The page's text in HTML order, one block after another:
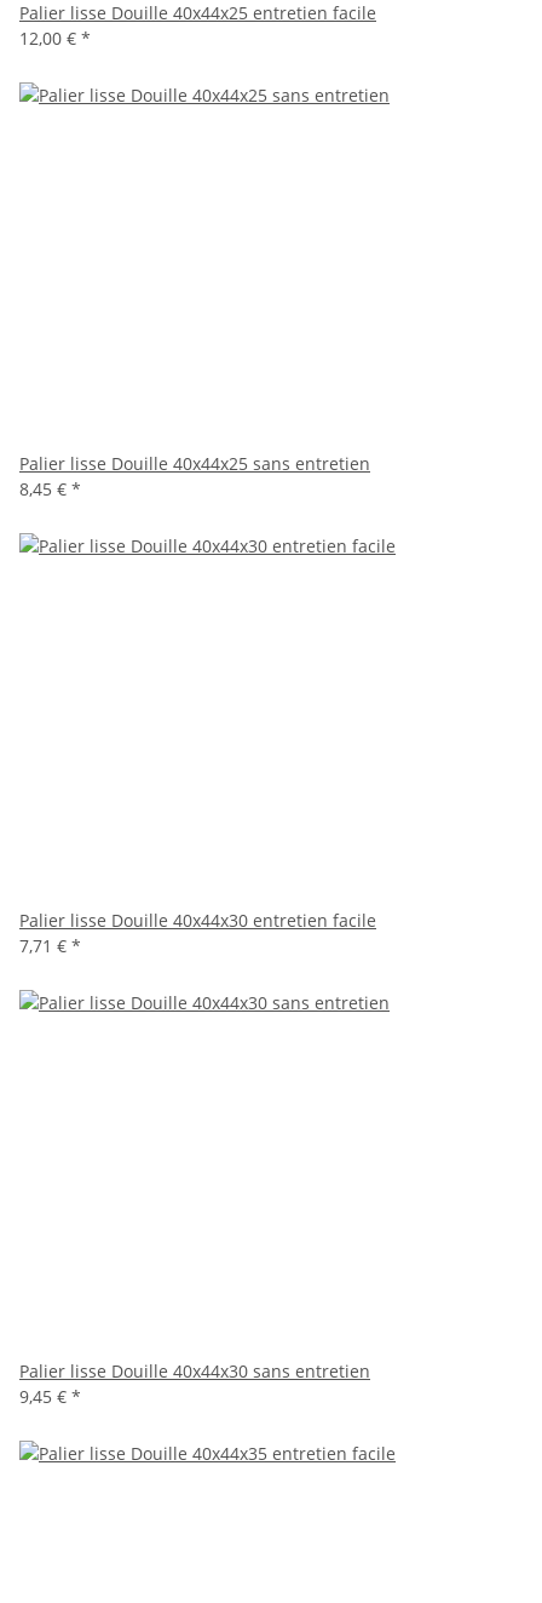
Palier lisse Douille 40x44x25 entretien facile
12,00 € *
Palier lisse Douille 40x44x25 sans entretien
8,45 € *
Palier lisse Douille 40x44x30 entretien facile
7,71 € *
Palier lisse Douille 40x44x30 sans entretien
9,45 € *